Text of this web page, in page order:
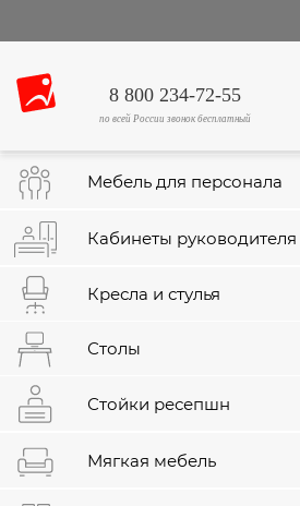
8 800 234-72-55
по всей России звонок бесплатный
Мебель для персонала
Кабинеты руководителя
Кресла и стулья
Столы
Стойки ресепшн
Мягкая мебель